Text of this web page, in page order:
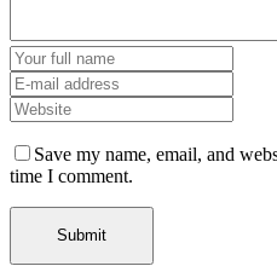
Save my name, email, and
time I comment.